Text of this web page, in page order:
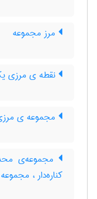
مرز مجموعه
نقطه ی مرزی
مجموعه ی
مجموعه‌ی
کناره‌دار ،